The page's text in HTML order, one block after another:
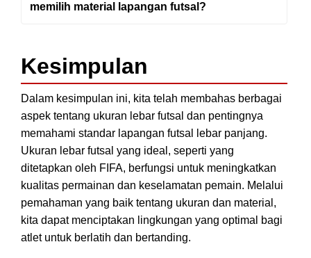
memilih material lapangan futsal?
Kesimpulan
Dalam kesimpulan ini, kita telah membahas berbagai
aspek tentang ukuran lebar futsal dan pentingnya
memahami standar lapangan futsal lebar panjang.
Ukuran lebar futsal yang ideal, seperti yang
ditetapkan oleh FIFA, berfungsi untuk meningkatkan
kualitas permainan dan keselamatan pemain. Melalui
pemahaman yang baik tentang ukuran dan material,
kita dapat menciptakan lingkungan yang optimal bagi
atlet untuk berlatih dan bertanding.